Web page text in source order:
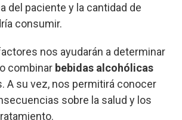
del paciente y la cantidad de
consumir.
nos ayudarán a determinar
combinar bebidas alcohólicas
A su vez, nos permitirá conocer
sobre la salud y los